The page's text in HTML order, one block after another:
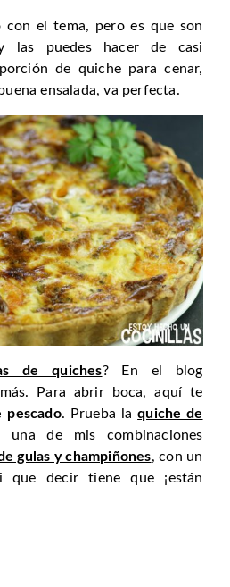
con el tema, pero es que son
las puedes hacer de casi
de quiche para cenar,
ensalada, va perfecta.
de quiches? En el blog
Para abrir boca, aquí te
pescado. Prueba laquiche de
una de mis combinaciones
gulas y champiñones, con un
decir tiene que ¡están